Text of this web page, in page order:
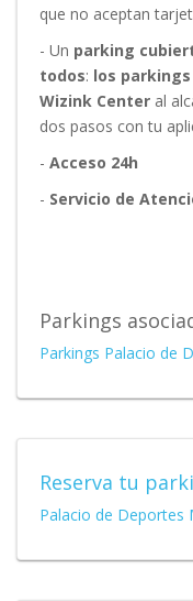
que no aceptan
- Un parking
todos: los
Wizink Center al
dos pasos con tu
- Acceso 24h
- Servicio de
Parkings
Parkings Palacio de
Reserva tu
Palacio de Deportes